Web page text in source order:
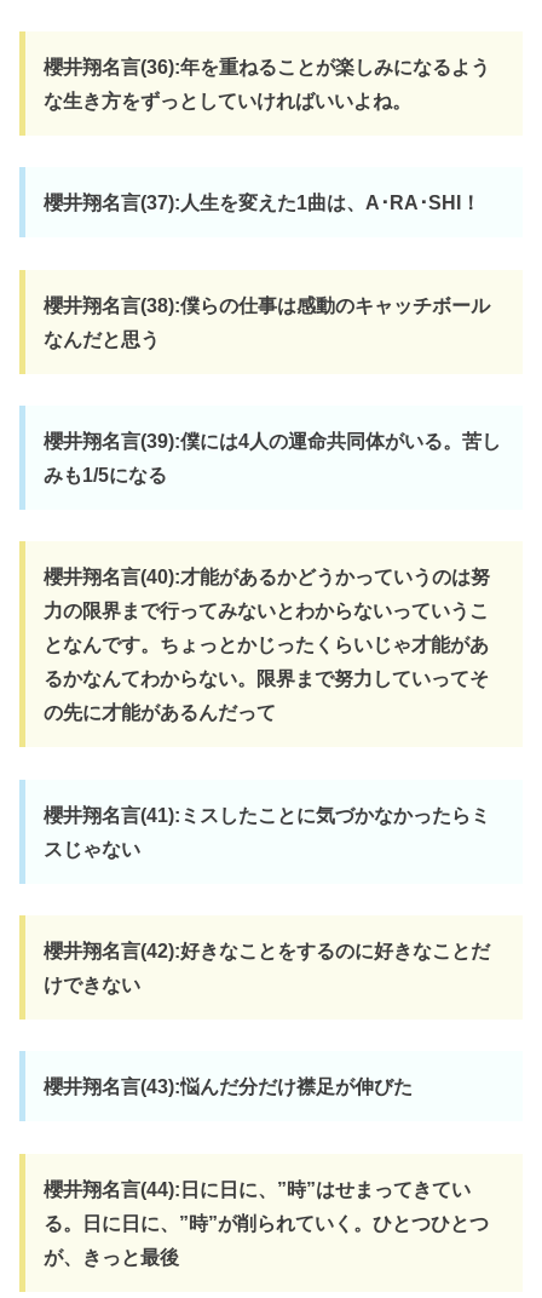
櫻井翔名言(36):年を重ねることが楽しみになるよう
な生き方をずっとしていければいいよね。
櫻井翔名言(37):人生を変えた1曲は、A･RA･SHI！
櫻井翔名言(38):僕らの仕事は感動のキャッチボール
なんだと思う
櫻井翔名言(39):僕には4人の運命共同体がいる。苦し
みも1/5になる
櫻井翔名言(40):才能があるかどうかっていうのは努
力の限界まで行ってみないとわからないっていうこ
となんです。ちょっとかじったくらいじゃ才能があ
るかなんてわからない。限界まで努力していってそ
の先に才能があるんだって
櫻井翔名言(41):ミスしたことに気づかなかったらミ
スじゃない
櫻井翔名言(42):好きなことをするのに好きなことだ
けできない
櫻井翔名言(43):悩んだ分だけ襟足が伸びた
櫻井翔名言(44):日に日に、”時”はせまってきてい
る。日に日に、”時”が削られていく。ひとつひとつ
が、きっと最後